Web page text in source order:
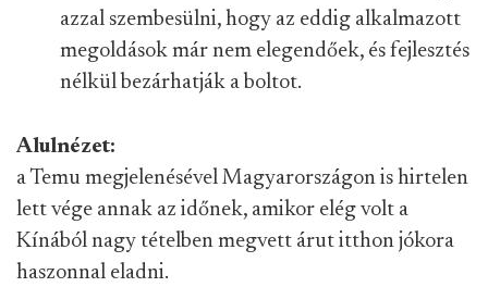
azzal szembesülni, hogy az eddig alkalmazott
megoldások már nem elegendőek, és fejlesztés
nélkül bezárhatják a boltot.
Alulnézet:
a Temu megjelenésével Magyarországon is hirtelen
lett vége annak az időnek, amikor elég volt a
Kínából nagy tételben megvett árut itthon jókora
haszonnal eladni.